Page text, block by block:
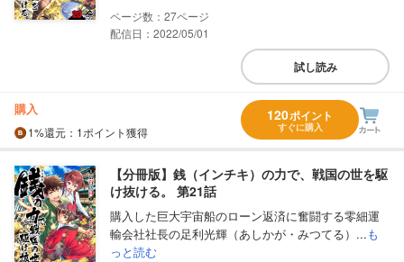
27
配信日：2022/05/01
試し読み
購入
1%還元 ：1ポイント獲得
120ポイント
すぐに購入
【分冊版】銭（インチキ）の力で、戦国の世を駆
け抜ける。 第21話
購入した巨大宇宙船のローン返済に奮闘する零細運
輸会社社長の足利光輝（あしかが・みつてる）...も
っと読む